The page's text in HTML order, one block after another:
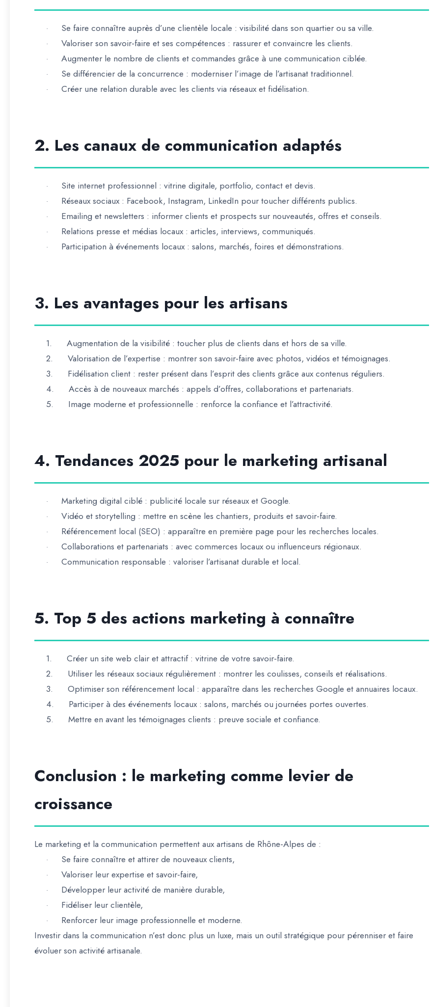
· Se faire connaître auprès d’une clientèle locale : visibilité dans son quartier ou sa ville.
· Valoriser son savoir-faire et ses compétences : rassurer et convaincre les clients.
· Augmenter le nombre de clients et commandes grâce à une communication ciblée.
· Se différencier de la concurrence : moderniser l’image de l’artisanat traditionnel.
· Créer une relation durable avec les clients via réseaux et fidélisation.
2. Les canaux de communication adaptés
· Site internet professionnel : vitrine digitale, portfolio, contact et devis.
· Réseaux sociaux : Facebook, Instagram, LinkedIn pour toucher différents publics.
· Emailing et newsletters : informer clients et prospects sur nouveautés, offres et conseils.
· Relations presse et médias locaux : articles, interviews, communiqués.
· Participation à événements locaux : salons, marchés, foires et démonstrations.
3. Les avantages pour les artisans
1. Augmentation de la visibilité : toucher plus de clients dans et hors de sa ville.
2.
Valorisation de l’expertise : montrer son savoir-faire avec photos, vidéos et témoignages.
3.
Fidélisation client : rester présent dans l’esprit des clients grâce aux contenus réguliers.
4.
Accès à de nouveaux marchés : appels d’offres, collaborations et partenariats.
5.
Image moderne et professionnelle : renforce la confiance et l’attractivité.
4. Tendances 2025 pour le marketing artisanal
· Marketing digital ciblé : publicité locale sur réseaux et Google.
· Vidéo et storytelling : mettre en scène les chantiers, produits et savoir-faire.
· Référencement local (SEO) : apparaître en première page pour les recherches locales.
· Collaborations et partenariats : avec commerces locaux ou influenceurs régionaux.
· Communication responsable : valoriser l’artisanat durable et local.
5. Top 5 des actions marketing à connaître
1. Créer un site web clair et attractif: vitrine de votre savoir-faire.
2.
Utiliser les réseaux sociaux régulièrement : montrer les coulisses, conseils et réalisations.
3.
Optimiser son référencement local : apparaître dans les recherches Google et annuaires locaux.
4.
Participer à des événements locaux : salons, marchés ou journées portes ouvertes.
5.
Mettre en avant les témoignages clients : preuve sociale et confiance.
Conclusion : le marketing comme levier de
croissance
Le marketing et la communication permettent aux artisans de Rhône-Alpes de :
· Se faire connaître et attirer de nouveaux clients,
· Valoriser leur expertise et savoir-faire,
· Développer leur activité de manière durable,
· Fidéliser leur clientèle,
· Renforcer leur image professionnelle et moderne.
Investir dans la communication n’est donc plus un luxe, mais un outil stratégique pour pérenniser et faire
évoluer son activité artisanale.